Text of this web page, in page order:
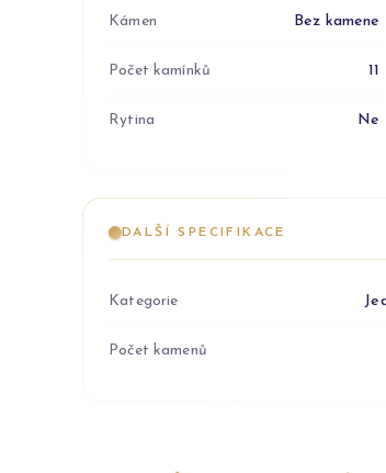
Kámen Bez kamene
Počet kamínků 11
Rytina Ne
DALŠÍ SPECIFIKACE
Kategorie
Počet kamenů